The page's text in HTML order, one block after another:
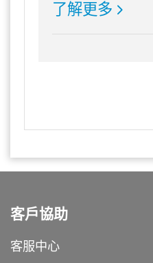
了解更多
客戶協助
客服中心